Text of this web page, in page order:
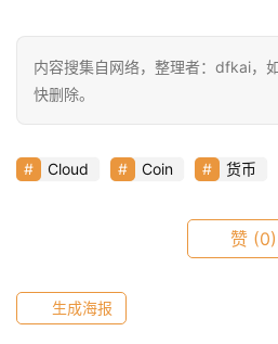
r
9
内容搜集自网络，整理者：dfkai，
快删除。
Cloud Coin 货币
赞 (0)
生成海报